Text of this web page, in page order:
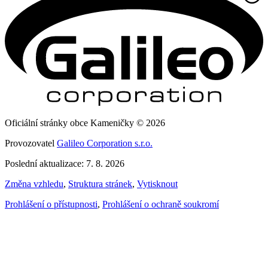
Oficiální stránky obce Kameničky © 2026
Provozovatel Galileo Corporation s.r.o.
Poslední aktualizace: 7. 8. 2026
Změna vzhledu, Struktura stránek, Vytisknout
Prohlášení o přístupnosti, Prohlášení o ochraně soukromí